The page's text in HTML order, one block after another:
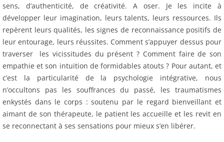
sens, d’authenticité, de créativité. A oser. Je les incite à
développer leur imagination, leurs talents, leurs ressources. Ils
repèrent leurs qualités, les signes de reconnaissance positifs de
leur entourage, leurs réussites. Comment s’appuyer dessus pour
traverser les vicissitudes du présent ? Comment faire de son
empathie et son intuition de formidables atouts ? Pour autant, et
c’est la particularité de la psychologie intégrative, nous
n’occultons pas les souffrances du passé, les traumatismes
enkystés dans le corps : soutenu par le regard bienveillant et
aimant de son thérapeute, le patient les accueille et les revit en
se reconnectant à ses sensations pour mieux s’en libérer.